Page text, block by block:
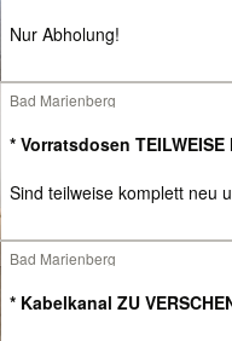
Nur Abholung!
Bad Marienberg
* Vorratsdosen TEILWEISE
Sind teilweise komplett neu
Bad Marienberg
* Kabelkanal ZU